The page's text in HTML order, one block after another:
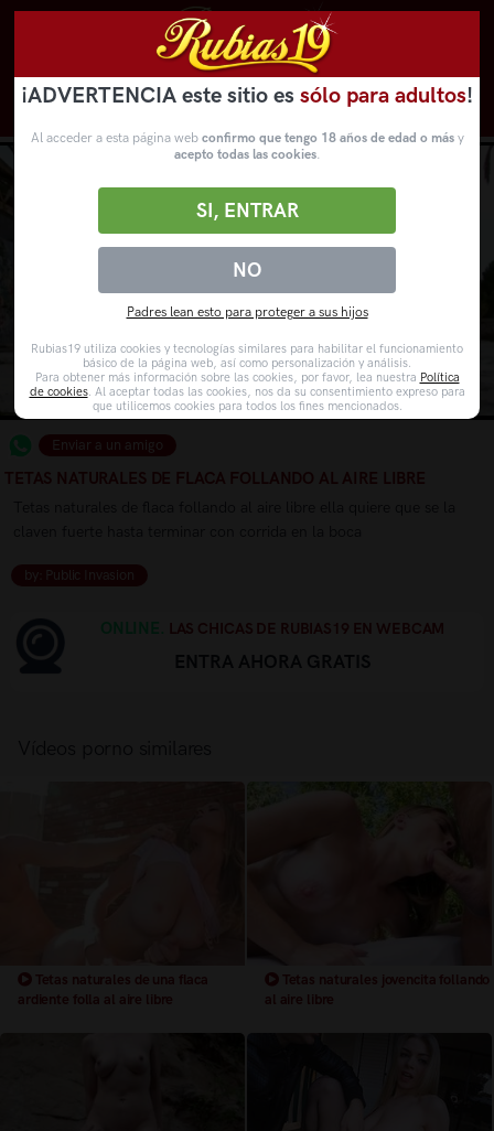
Enviar a un amigo
TETAS NATURALES DE FLACA FOLLANDO AL AIRE LIBRE
by: Public Invasion
ONLINE. LAS CHICAS DE RUBIAS19 EN WEBCAM
Tetas naturales de una flaca
ardiente folla al aire libre
Tetas naturales jovencita follando
al aire libre
¡ADVERTENCIA este sitio es sólo para adultos!
Al acceder a esta página web confirmo que tengo 18 años de edad o másy
acepto todas las cookies.
NO
SI, ENTRAR
Padres lean esto para proteger a sus hijos
Rubias19 utiliza cookies y tecnologías similares para habilitar el funcionamiento
básico de la página web, así como personalización y análisis.
Para obtener más información sobre las cookies, por favor, lea nuestra Política
de cookies. Al aceptar todas las cookies, nos da su consentimiento expreso para
que utilicemos cookies para todos los fines mencionados.